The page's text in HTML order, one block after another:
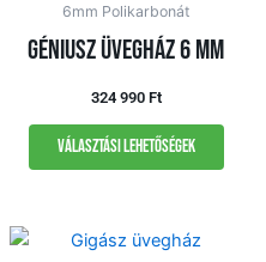
6mm Polikarbonát
Géniusz üvegház 6 mm
324 990 Ft
Választási lehetőségek